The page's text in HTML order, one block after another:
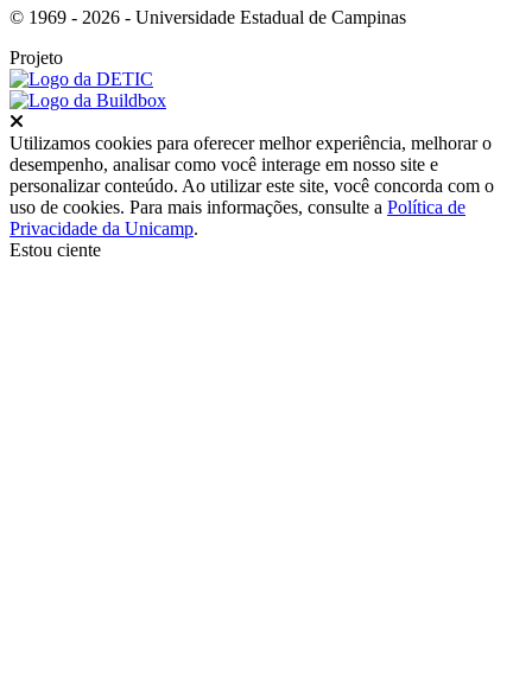
© 1969 - 2026 - Universidade Estadual de Campinas
Projeto
Utilizamos cookies para oferecer melhor experiência, melhorar o
desempenho, analisar como você interage em nosso site e
personalizar conteúdo. Ao utilizar este site, você concorda com o
uso de cookies. Para mais informações, consulte a Política de
Privacidade da Unicamp.
Estou ciente